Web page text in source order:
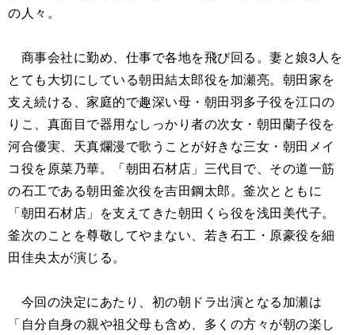
の人々。
商事会社に勤め、仕事で各地を飛び回る。妻と娘3人を
とても大切にしている朝田結太郎役を加瀬亮。朝田家を
支え続ける、家庭的で趣深い母・朝田羽多子役を江口の
りこ、真面目で器用なしっかり者の次女・朝田蘭子役を
河合優実、天真爛漫で歌うことが好きな三女・朝田メイ
コ役を原菜乃華。「朝田石材店」三代目で、その道一筋
の石工である朝田釜次役を吉田鋼太郎。釜次とともに
「朝田石材店」を支えてきた朝田くら役を浅田美代子。
釜次のことを尊敬してやまない、若き石工・原豪役を細
田佳央太が演じる。
今回の決定にあたり、初の朝ドラ出演となる加瀬は
「自分自身の親や祖父母も含め、多くの方々が朝の楽し